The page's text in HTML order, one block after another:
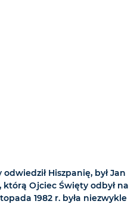
Hiszpanię, był Jan
którą Ojciec Święty odbył na
1982 r. była niezwykle